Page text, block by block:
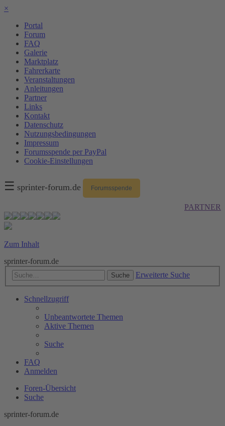
×
Portal
Forum
FAQ
Galerie
Marktplatz
Fahrerkarte
Veranstaltungen
Anleitungen
Partner
Links
Kontakt
Datenschutz
Nutzungsbedingungen
Impressum
Forumsspende per PayPal
Cookie-Einstellungen
☰ sprinter-forum.de Forumsspende
PARTNER
Zum Inhalt
sprinter-forum.de
Suche Erweiterte Suche
Schnellzugriff
Unbeantwortete Themen
Aktive Themen
Suche
FAQ
Anmelden
Foren-Übersicht
Suche
sprinter-forum.de